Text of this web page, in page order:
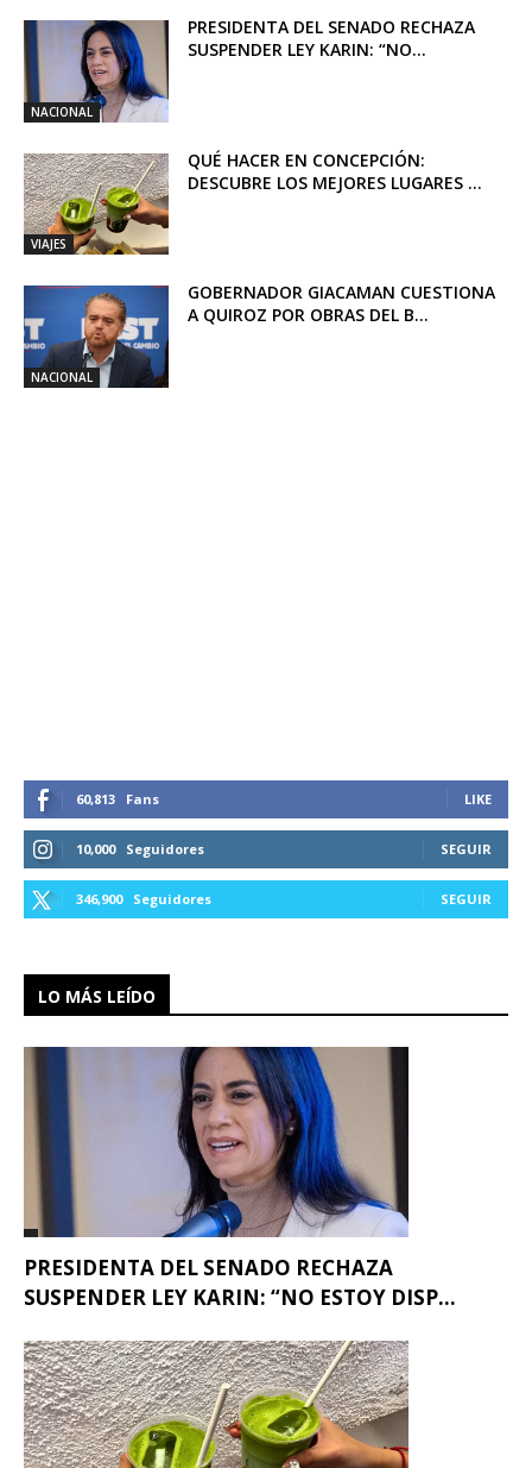
NACIONAL
PRESIDENTA DEL SENADO RECHAZA
SUSPENDER LEY KARIN: “NO...
VIAJES
QUÉ HACER EN CONCEPCIÓN:
DESCUBRE LOS MEJORES LUGARES ...
NACIONAL
GOBERNADOR GIACAMAN CUESTIONA
A QUIROZ POR OBRAS DEL B...
60,813 Fans LIKE
10,000 Seguidores SEGUIR
346,900 Seguidores SEGUIR
LO MÁS LEÍDO
PRESIDENTA DEL SENADO RECHAZA
SUSPENDER LEY KARIN: “NO ESTOY DISP...